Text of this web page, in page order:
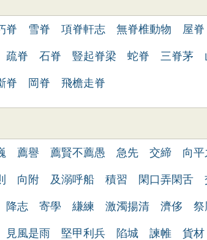
脊 雪脊 項脊軒志 無脊椎動物 屋脊
疏脊 石脊 豎起脊梁 蛇脊 三脊茅
脊 岡脊 飛檐走脊
薦譽 薦賢不薦愚 急先 交締 向
向附 及溺呼船 積習 閑口弄閑舌
降志 寄學 縑練 激濁揚清 濟侈 祭
見風是雨 堅甲利兵 陷城 諫帷 貨材